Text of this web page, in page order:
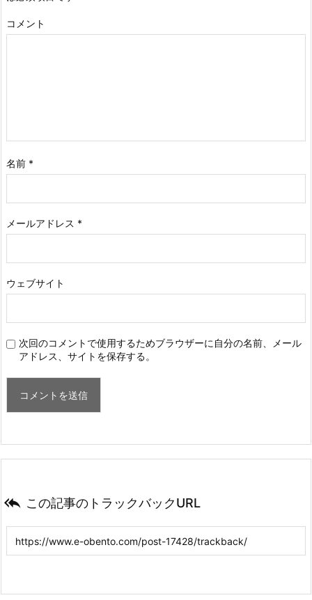
コメント
名前 *
メールアドレス *
ウェブサイト
次回のコメントで使用するためブラウザーに自分の名前、メール
アドレス、サイトを保存する。
 この記事のトラックバックURL